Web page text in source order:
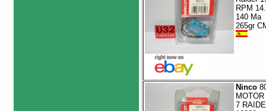
RPM
140 Ma
265gr
Ninco
MOTOR
7